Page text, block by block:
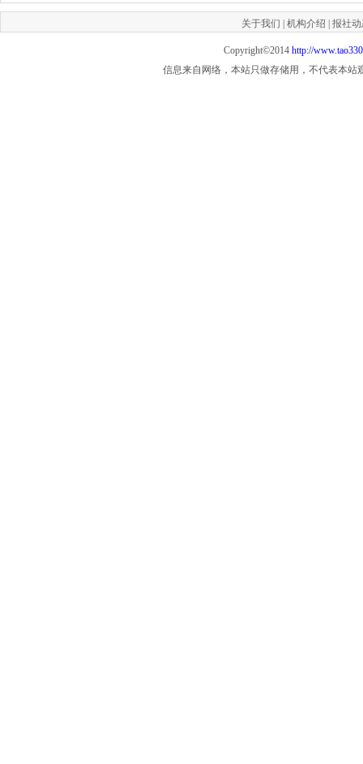
关于我们 机构介绍 报社
Copyright©2014 http://
信息来自网络，本站只做存储用，不代表本站